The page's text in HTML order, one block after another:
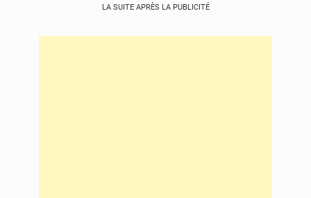
LA SUITE APRÈS LA PUBLICITÉ